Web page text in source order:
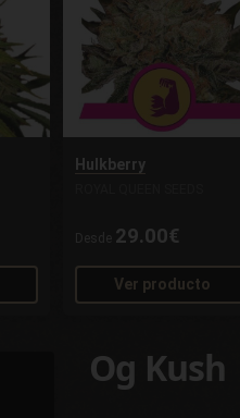
Hulkberry
Desde 29.00€
Ver producto
Og Kush